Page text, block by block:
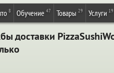
8 Обучение 47 Товары 29 Услуги 19
доставки